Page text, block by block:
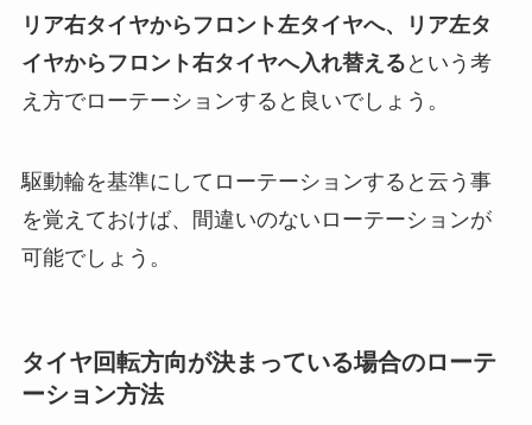
リア右タイヤからフロント左タイヤへ、リア左タ
イヤからフロント右タイヤへ入れ替える という考
え方でローテーションすると良いでしょう。
駆動輪を基準にしてローテーションすると云う事
を覚えておけば、間違いのないローテーションが
可能でしょう。
タイヤ回転方向が決まっている場合のローテ
ーション方法